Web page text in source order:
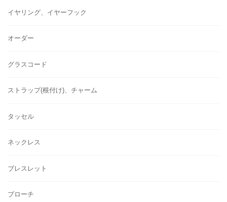
イヤリング、イヤーフック
オーダー
グラスコード
ストラップ(根付け)、チャーム
タッセル
ネックレス
ブレスレット
ブローチ